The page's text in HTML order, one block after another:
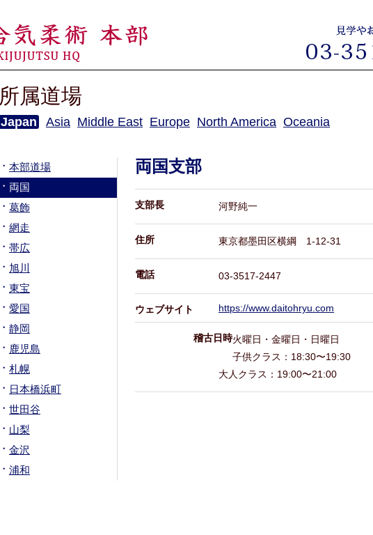
所属道場
Japan Asia Middle East Europe North America Oceania
本部道場
両国
葛飾
網走
帯広
旭川
東宝
愛国
静岡
鹿児島
札幌
日本橋浜町
世田谷
山梨
金沢
浦和
両国支部
支部長 河野純一
住所 東京都墨田区横綱 1-12-31
電話 03-3517-2447
ウェブサイト https://www.daitohryu.com
稽古日時火曜日・金曜日・日曜日
子供クラス：18:30〜19:30
大人クラス：19:00〜21:00